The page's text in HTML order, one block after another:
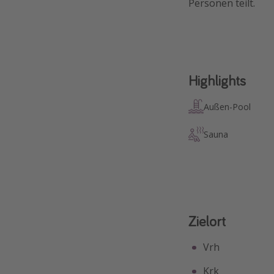
Personen teilt.
Highlights
Außen-Pool
Sauna
Zielort
Vrh
Krk